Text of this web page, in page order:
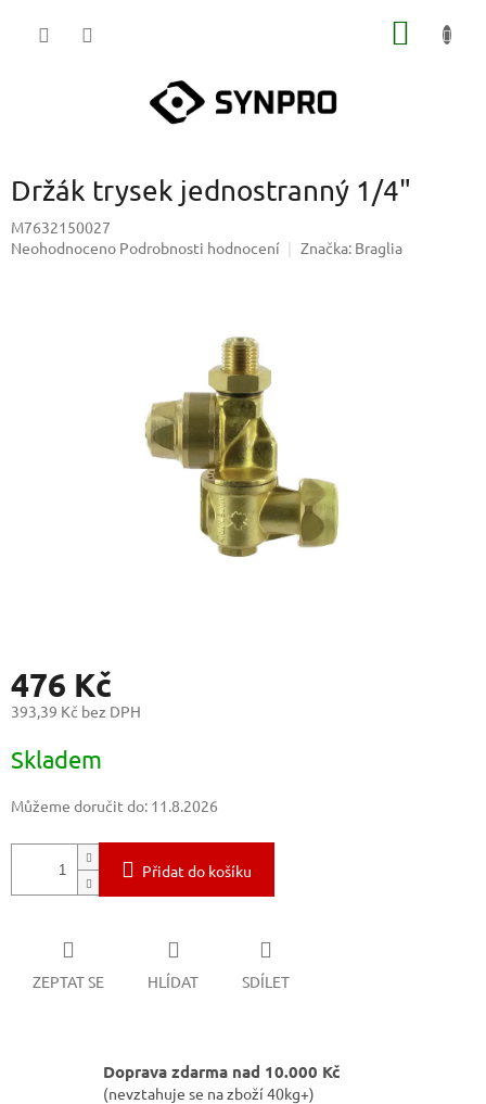
Držák trysek jednostranný 1/4"
M7632150027
Průměrné
Neohodnoceno Podrobnosti hodnocení Značka: Braglia
476 Kč
393,39 Kč bez DPH
cena:
Skladem
Můžeme doručit do: 11.8.2026
Přidat do košíku
ZEPTAT SE HLÍDAT SDÍLET
Doprava zdarma nad 10.000 Kč
(nevztahuje se na zboží 40kg+)